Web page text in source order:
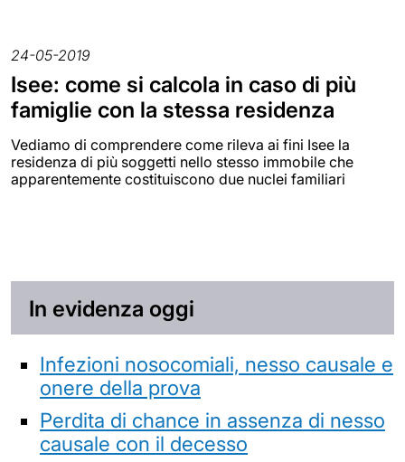
24-05-2019
Isee: come si calcola in caso di più
famiglie con la stessa residenza
Vediamo di comprendere come rileva ai fini Isee la
residenza di più soggetti nello stesso immobile che
apparentemente costituiscono due nuclei familiari
In evidenza oggi
Infezioni nosocomiali, nesso causale e
onere della prova
Perdita di chance in assenza di nesso
causale con il decesso